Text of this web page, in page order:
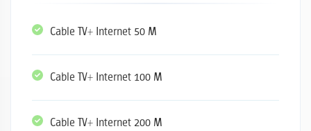
Cable TV+ Internet 50 M
Cable TV+ Internet 100 M
Cable TV+ Internet 200 M